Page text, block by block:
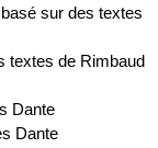
sur des textes
textes de Rimbaud
Dante
Dante